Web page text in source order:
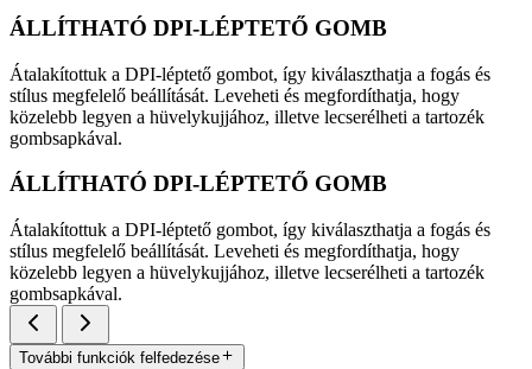
ÁLLÍTHATÓ DPI-LÉPTETŐ GOMB
Átalakítottuk a DPI-léptető gombot, így kiválaszthatja a fogás és
stílus megfelelő beállítását. Leveheti és megfordíthatja, hogy
közelebb legyen a hüvelykujjához, illetve lecserélheti a tartozék
gombsapkával.
ÁLLÍTHATÓ DPI-LÉPTETŐ GOMB
Átalakítottuk a DPI-léptető gombot, így kiválaszthatja a fogás és
stílus megfelelő beállítását. Leveheti és megfordíthatja, hogy
közelebb legyen a hüvelykujjához, illetve lecserélheti a tartozék
gombsapkával.
További funkciók felfedezése